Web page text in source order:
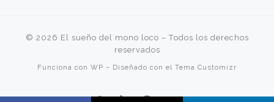
© 2026 El sueño del mono loco – Todos los derechos
reservados
Funciona con WP – Diseñado con el Tema Customizr